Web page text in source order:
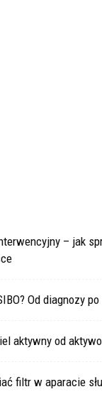
– jak
Od diagnozy
aktywny od
filtr w aparacie